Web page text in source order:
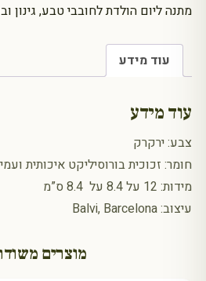
מתנה ליום הולדת לחובבי טבע, גינון
עוד מידע
עוד מידע
צבע: ירקרק
חומר: זכוכית בורוסיליקט איכותית
מידות: 12 על 8.4 על 8.4 ס”מ
עיצוב: Balvi, Barcelona
מוצרים